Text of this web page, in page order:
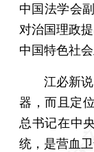
中国法学会
对治国理政
中国特色社
江必新说
器，而且定
总书记在中
统，是营血